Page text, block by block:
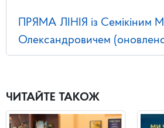
ПРЯМА ЛІНІЯ із Семікіним
Олександровичем
ЧИТАЙТЕ ТАКОЖ